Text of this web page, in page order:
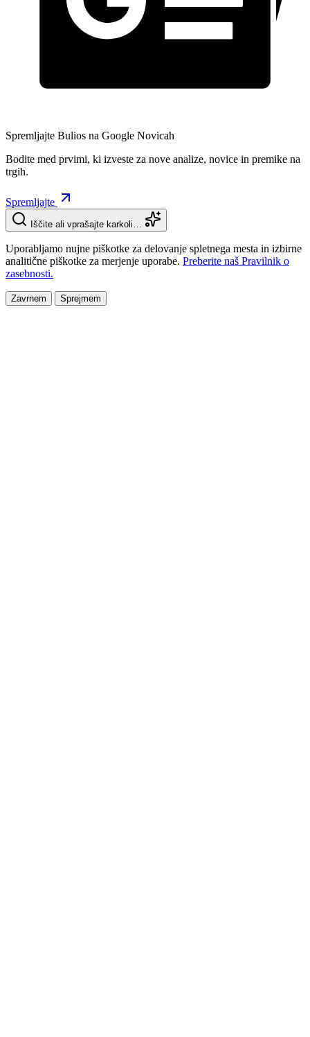
Spremljajte Bulios na Google Novicah
Bodite med prvimi, ki izveste za nove analize, novice in premike na
trgih.
Spremljajte
Iščite ali vprašajte karkoli…
Uporabljamo nujne piškotke za delovanje spletnega mesta in izbirne
analitične piškotke za merjenje uporabe. Preberite naš Pravilnik o
zasebnosti.
Zavrnem Sprejmem